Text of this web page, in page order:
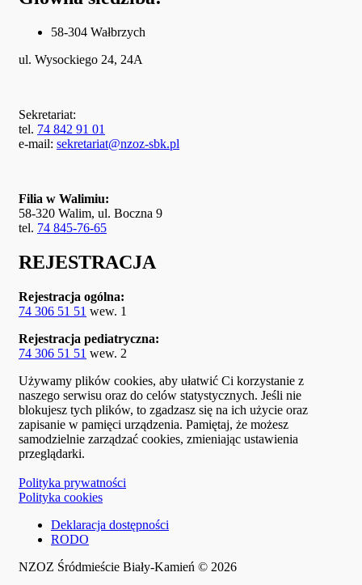
58-304 Wałbrzych
ul. Wysockiego 24, 24A
Sekretariat:
tel. 74 842 91 01
e-mail: sekretariat@nzoz-sbk.pl
Filia w Walimiu:
58-320 Walim, ul. Boczna 9
tel. 74 845-76-65
REJESTRACJA
Rejestracja ogólna:
74 306 51 51 wew. 1
Rejestracja pediatryczna:
74 306 51 51 wew. 2
Używamy plików cookies, aby ułatwić Ci korzystanie z
naszego serwisu oraz do celów statystycznych. Jeśli nie
blokujesz tych plików, to zgadzasz się na ich użycie oraz
zapisanie w pamięci urządzenia. Pamiętaj, że możesz
samodzielnie zarządzać cookies, zmieniając ustawienia
przeglądarki.
Polityka prywatności
Polityka cookies
Deklaracja dostępności
RODO
NZOZ Śródmieście Biały-Kamień © 2026